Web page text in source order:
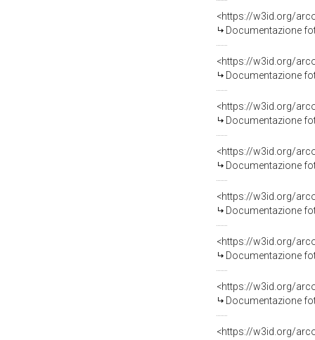
Documentazione
Documentazione
Documentazione
Documentazione
Documentazione
Documentazione
Documentazione